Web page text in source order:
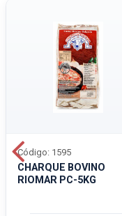
CHARQUE BOVINO
RIOMAR PC-5KG
Código: 1595